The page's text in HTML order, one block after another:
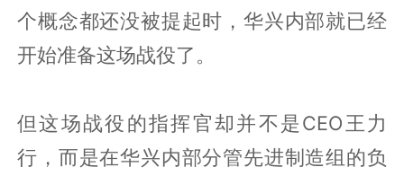
个概念都还没被提起时，华兴内部就已经
开始准备这场战役了。
但这场战役的指挥官却并不是CEO王力
行，而是在华兴内部分管先进制造组的负